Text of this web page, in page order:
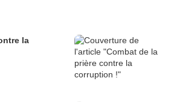
la